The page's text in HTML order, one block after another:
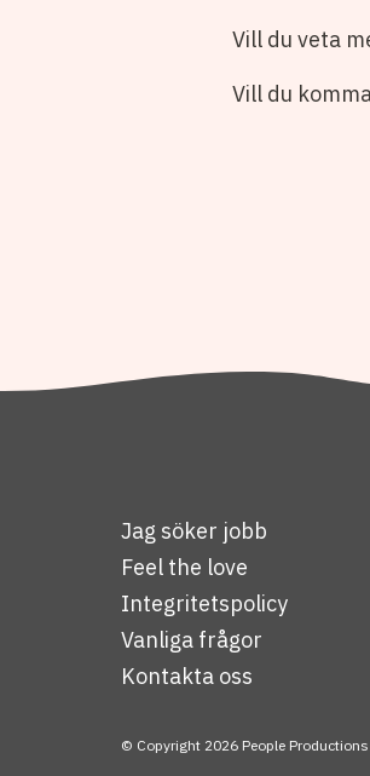
Vill du veta
Vill du
Jag söker jobb
Feel the love
Integritetspolicy
Vanliga frågor
Kontakta oss
© Copyright 2026 People Productions